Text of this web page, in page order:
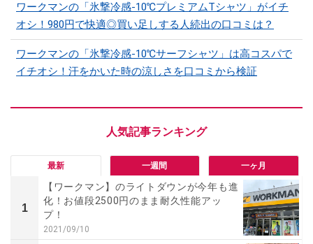
ワークマンの「氷撃冷感-10℃プレミアムTシャツ」がイチ
オシ！980円で快適◎買い足しする人続出の口コミは？
ワークマンの「氷撃冷感-10℃サーフシャツ」は高コスパで
イチオシ！汗をかいた時の涼しさを口コミから検証
最新 一週間 一ヶ月
1
【ワークマン】のライトダウンが今年も進
化！お値段2500円のまま耐久性能アッ
プ！
2021/09/10